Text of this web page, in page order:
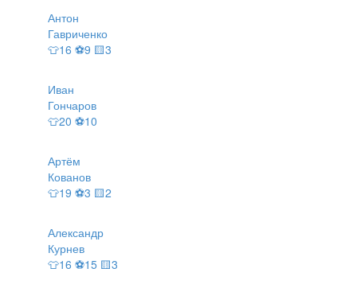
Антон
Гавриченко
👕16 ⚽9 🟨3
Иван
Гончаров
👕20 ⚽10
Артём
Кованов
👕19 ⚽3 🟨2
Александр
Курнев
👕16 ⚽15 🟨3